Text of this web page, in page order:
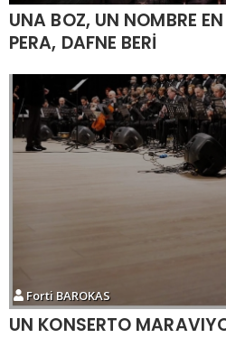
UNA BOZ, UN NOMBRE
PERA, DAFNE BERİ
Forti BAROKAS
UN KONSERTO